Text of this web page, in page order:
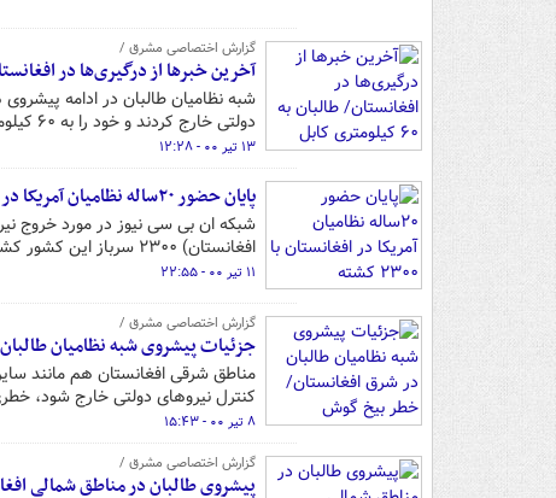
گزارش اختصاصی مشرق /
آخرین خبرها از درگیری‌ها در افغانستان/ طالبان به ۶۰ کیلومتری
شبه نظامیان طالبان در ادامه
دولتی خارج کردند و خود را به ۶۰ کیلومتری پایتخت رساندند.
۱۳ تیر ۰۰ - ۱۲:۲۸
پایان حضور ۲۰ساله نظامیان آمریکا در افغانستان با ۲۳۰۰ کشته
شبکه ان بی سی نیوز در مورد خروج
افغانستان) ۲۳۰۰ سرباز این کشور کشته شدند.
۱۱ تیر ۰۰ - ۲۲:۵۵
گزارش اختصاصی مشرق /
جزئیات پیشروی شبه نظامیان
مناطق شرقی افغانستان هم مانند
کنترل نیروهای دولتی خارج شود،
۸ تیر ۰۰ - ۱۵:۴۳
گزارش اختصاصی مشرق /
پیشروی طالبان در مناطق شمالی